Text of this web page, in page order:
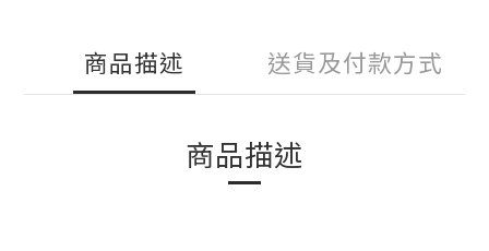
商品描述 送貨及付款方式
商品描述